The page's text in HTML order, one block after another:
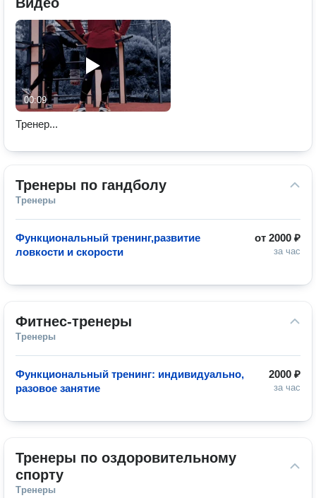
00:09
Тренер...
Тренеры по гандболу
Тренеры
от 2000 ₽
за час
Функциональный тренинг,развитие
ловкости и скорости
Фитнес-тренеры
Тренеры
2000 ₽
за час
Функциональный тренинг: индивидуально,
разовое занятие
Тренеры по оздоровительному
спорту
Тренеры